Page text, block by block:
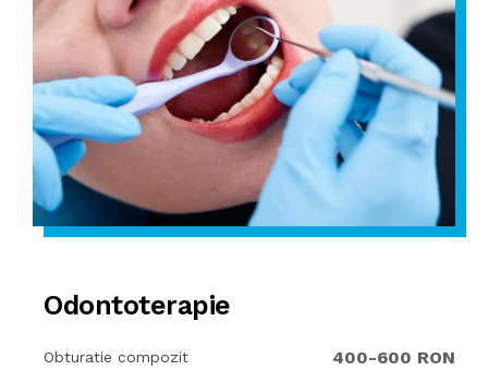
Odontoterapie
Obturatie compozit 400-600 RON